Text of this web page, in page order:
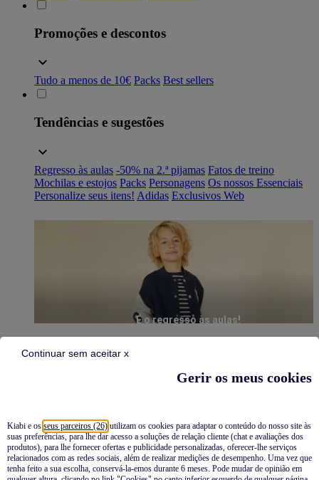
Gerir os meus cookies
Kiabi e os seus parceiros (26) utilizam os cookies para adaptar o conteúdo do nosso site às
suas preferências, para lhe dar acesso a soluções de relação cliente (chat e avaliações dos
produtos), para lhe fornecer ofertas e publicidade personalizadas, oferecer-lhe serviços
relacionados com as redes sociais, além de realizar medições de desempenho. Uma vez que
tenha feito a sua escolha, conservá-la-emos durante 6 meses. Pode mudar de opinião em
Continuar sem aceitar x
Promoções e descontos
Tudo a menos de 10€ Packs Best sellers
Tendências e sugestões
Regresso às aulas -50% na 2.ª pijamas Fatos de treino
Mochilas e estojos Packs Personagens Os nossos Essenciais
Personalize seus itens! Adidas Exclusivos Web
É o regresso às aulas!
Pijamas
Novidades